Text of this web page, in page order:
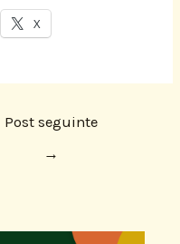
X
Post seguinte
→